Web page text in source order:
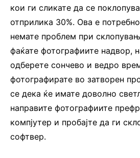
кои ги сликате да се
отприлика 30%. Ова е
немате проблем при
фаќате фотографиите надвор,
одберете сончево и ведро
фотографирате во затворен
се дека ќе имате доволно
направите фотографиите
компјутер и пробајте да ги
софтвер.